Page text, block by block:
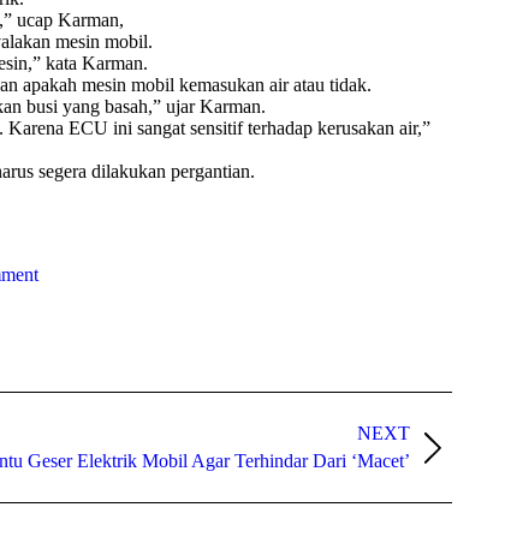
ucap Karman,
mesin mobil.
kata Karman.
apakah mesin mobil kemasukan air atau tidak.
busi yang basah,” ujar Karman.
ECU ini sangat sensitif terhadap kerusakan air,”
segera dilakukan pergantian.
NEXT
Geser Elektrik Mobil Agar Terhindar Dari ‘Macet’